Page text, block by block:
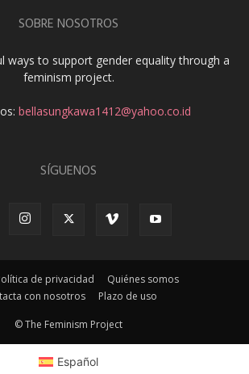
SOBRE NOSOTROS
ways to support gender equality through a
feminism project.
bellasungkawa1412@yahoo.co.id
SÍGUENOS
de privacidad
Quiénes somos
con nosotros
Plazo de uso
© The Feminism Project
Español